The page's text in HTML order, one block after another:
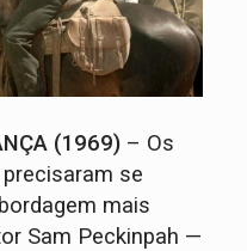
(1969) – Os
se
mais
Sam Peckinpah —